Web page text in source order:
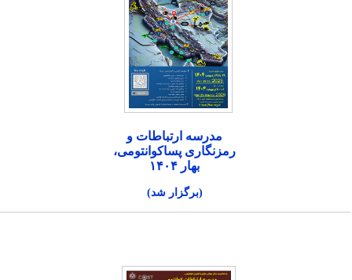
مدرسه ارتباطات و
رمزنگاری پساکوانتومی،
بهار ۱۴۰۴
(برگزار شد)